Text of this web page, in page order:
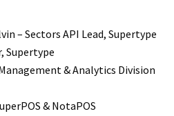
– Sectors API Lead, Supertype
Supertype
& Analytics Division
& NotaPOS